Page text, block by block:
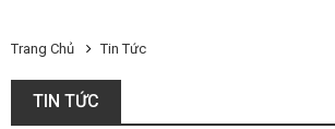
Trang Chủ Tin Tức
TIN TỨC